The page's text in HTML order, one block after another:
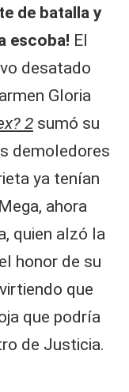
de batalla y
escoba! El
desatado
Gloria
2 sumó su
demoledores
ya tenían
ahora
quien alzó la
honor de su
que
que podría
de Justicia.